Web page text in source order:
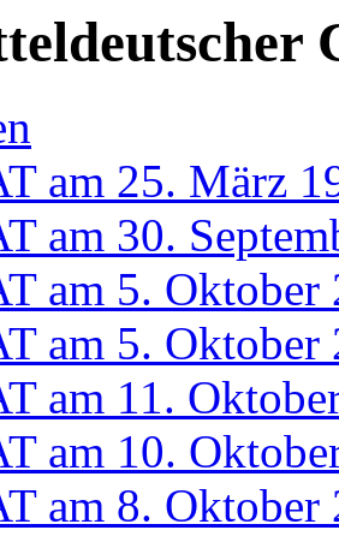
am 25. März
am 30.
am 5. Oktober
am 5. Oktober
am 11.
am 10.
am 8. Oktober